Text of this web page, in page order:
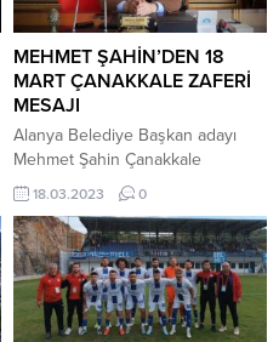
MEHMET ŞAHİN’DEN 18
MART ÇANAKKALE ZAFERİ
MESAJI
Alanya Belediye Başkan adayı
Mehmet Şahin Çanakkale
Zaferinin 108. yıldönümü ve
Şehitler Günü dolayısıyla bir
kutlama mesajı yayınladı.
Şahin,mesajında “Bugün, bize
düşen en büyük görev,
atalarımızın emanet ettiği mirasa
sahip çıkmak; Çanakkale ruhunun
18.03.2023 0